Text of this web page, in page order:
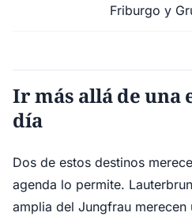
Friburgo y
Ir más allá de una
día
Dos de estos destinos
agenda lo permite.
amplia del Jungfrau merecen